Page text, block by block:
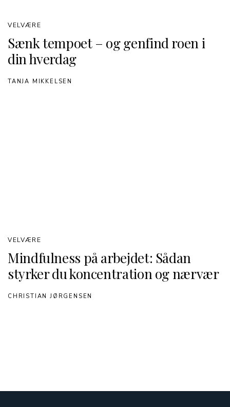
Sænk tempoet – og genfind roen i
din hverdag
VELVÆRE
TANJA MIKKELSEN
Mindfulness på arbejdet: Sådan
styrker du koncentration og nærvær
VELVÆRE
CHRISTIAN JØRGENSEN